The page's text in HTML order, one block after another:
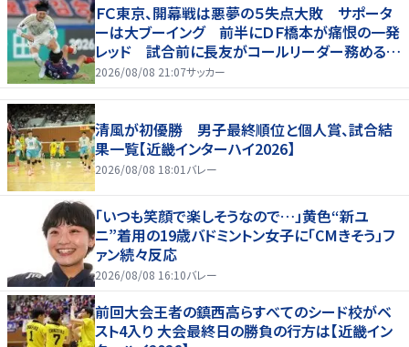
ＦＣ東京、開幕戦は悪夢の５失点大敗 サポータ
ーは大ブーイング 前半にＤＦ橋本が痛恨の一発
レッド 試合前に長友がコールリーダー務めるも
実らず
2026/08/08 21:07サッカー
清風が初優勝 男子最終順位と個人賞、試合結
果一覧【近畿インターハイ2026】
2026/08/08 18:01 バレー
「いつも笑顔で楽しそうなので…」黄色“新ユ
ニ”着用の19歳バドミントン女子に「CMきそう」フ
ァン続々反応
2026/08/08 16:10バレー
前回大会王者の鎮西高らすべてのシード校がベ
スト4入り 大会最終日の勝負の行方は【近畿イン